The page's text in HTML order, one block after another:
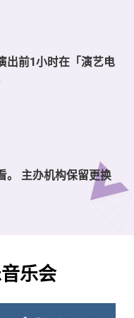
出前1小时在「演艺电
。 主办机构保留更换
乐会